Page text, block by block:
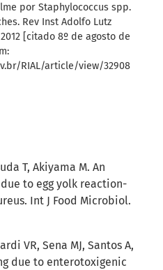
por Staphylococcus spp.
Rev Inst Adolfo Lutz
[citado 8º de agosto de
RIAL/article/view/32908
T, Akiyama M. An
to egg yolk reaction-
Int J Food Microbiol.
VR, Sena MJ, Santos A,
due to enterotoxigenic